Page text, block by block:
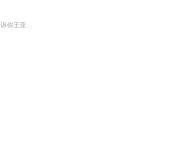
【内容简介】 拨开历史的迷雾将那扑朔迷离的惊世秘闻层层解读，再度还原了民国时期的四大黑道人物，告诉你王亚樵、戴笠、毛人凤等人在生命的时刻到底遭遇了怎样的险况，抑或劫难，才会让生命的指针戛然而止。 【作者介绍】 作者：蒋斌 【主播介绍】 我...